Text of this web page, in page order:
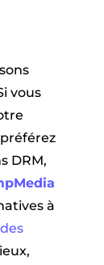
vous
DRM,
à